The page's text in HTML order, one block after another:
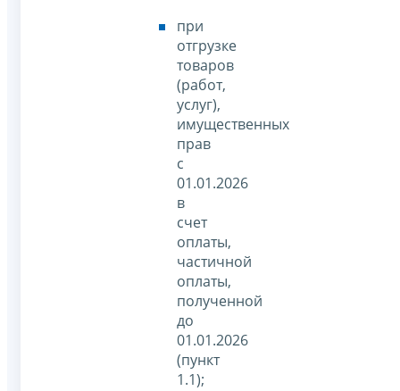
при
отгрузке
товаров
(работ,
услуг),
имущественных
прав
с
01.01.2026
в
счет
оплаты,
частичной
оплаты,
полученной
до
01.01.2026
(пункт
1.1);